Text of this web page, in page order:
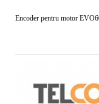
Encoder pentru motor